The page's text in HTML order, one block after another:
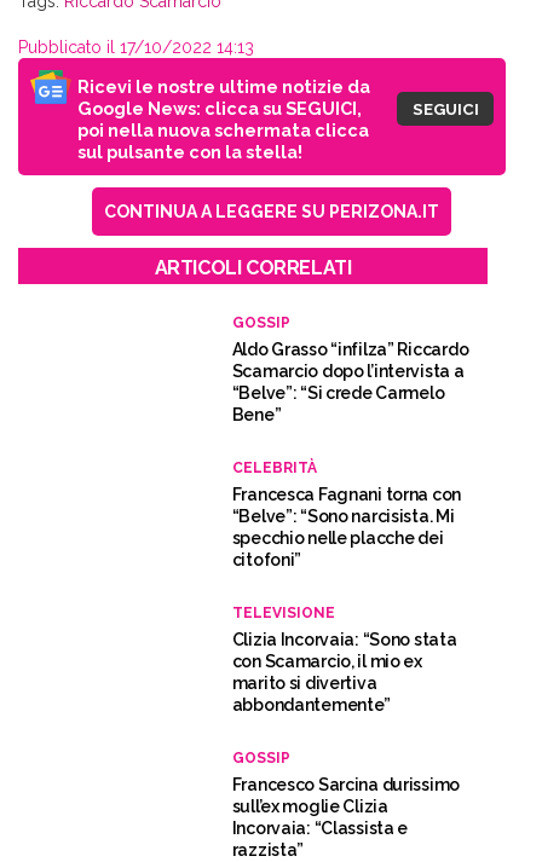
Pubblicato il 17/10/2022 14:13
Ricevi le nostre ultime notizie da
Google News: clicca su SEGUICI,
poi nella nuova schermata clicca
sul pulsante con la stella!
SEGUICI
CONTINUA A LEGGERE SU PERIZONA.IT
ARTICOLI CORRELATI
GOSSIP
Aldo Grasso “infilza” Riccardo
Scamarcio dopo l’intervista a
“Belve”: “Si crede Carmelo
Bene”
CELEBRITÀ
Francesca Fagnani torna con
“Belve”: “Sono narcisista. Mi
specchio nelle placche dei
citofoni”
TELEVISIONE
Clizia Incorvaia: “Sono stata
con Scamarcio, il mio ex
marito si divertiva
abbondantemente”
GOSSIP
Francesco Sarcina durissimo
sull’ex moglie Clizia
Incorvaia: “Classista e
razzista”